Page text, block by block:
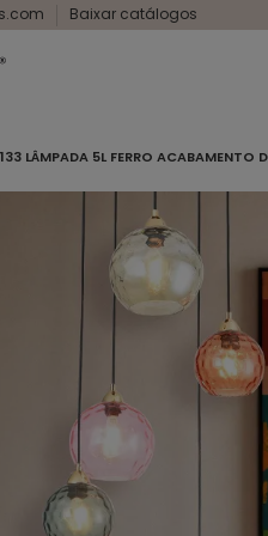
Baixar catálogos
LÂMPADA 5L FERRO ACABAMENTO